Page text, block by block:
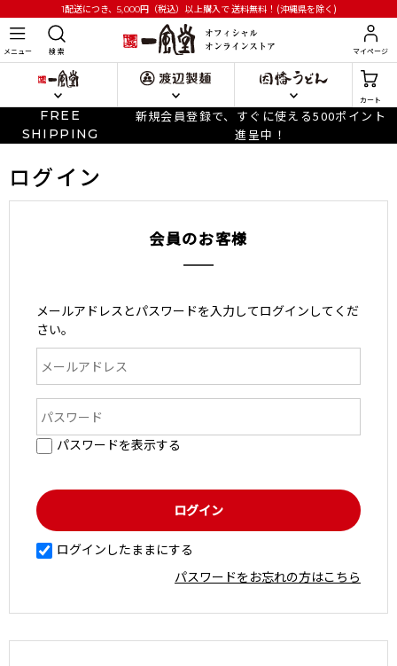
1配送につき、5,000円 （税込）以上購入で送料無料！(沖縄県を除く)
メニュー 検 索 マイページ
カート
FREE
SHIPPING
新規会員登録で、すぐに使える500ポイント
進呈中！
ログイン
会員のお客様
メールアドレスとパスワードを入力してログインしてくだ
さい。
パスワードを表示する
ログインしたままにする
パスワードをお忘れの方はこちら